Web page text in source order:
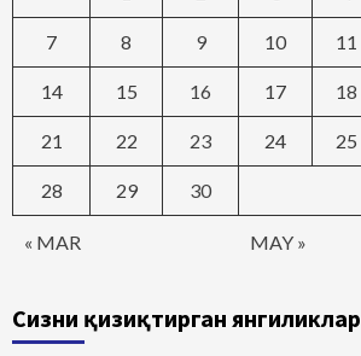
« MAR MAY »
7 8 9 10 11
14 15 16 17 18
21 22 23 24 25
28 29 30
Сизни қизиқтирган янгиликлар